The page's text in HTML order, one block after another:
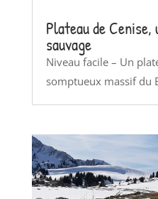
Plateau de Cenise,
sauvage
Niveau facile – Un
somptueux massif du